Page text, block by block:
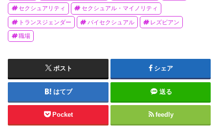
セクシュアリティ セクシュアル・マイノリティ
トランスジェンダー バイセクシュアル レズビアン
職場
ポスト シェア
はてブ 送る
Pocket feedly